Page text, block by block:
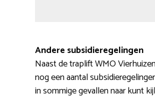
Andere subsidieregelingen
Naast de traplift WMO
nog een aantal
in sommige gevallen naar kunt